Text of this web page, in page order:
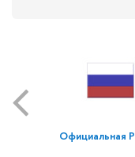
Официальная